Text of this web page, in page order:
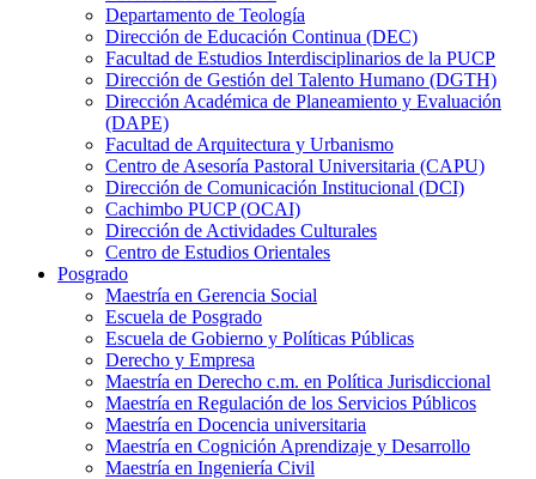
Departamento de Teología
Dirección de Educación Continua (DEC)
Facultad de Estudios Interdisciplinarios de la PUCP
Dirección de Gestión del Talento Humano (DGTH)
Dirección Académica de Planeamiento y Evaluación
(DAPE)
Facultad de Arquitectura y Urbanismo
Centro de Asesoría Pastoral Universitaria (CAPU)
Dirección de Comunicación Institucional (DCI)
Cachimbo PUCP (OCAI)
Dirección de Actividades Culturales
Centro de Estudios Orientales
Posgrado
Maestría en Gerencia Social
Escuela de Posgrado
Escuela de Gobierno y Políticas Públicas
Derecho y Empresa
Maestría en Derecho c.m. en Política Jurisdiccional
Maestría en Regulación de los Servicios Públicos
Maestría en Docencia universitaria
Maestría en Cognición Aprendizaje y Desarrollo
Maestría en Ingeniería Civil